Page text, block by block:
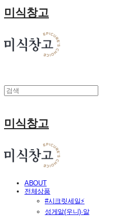
미식창고
미식창고
ABOUT
전체상품
#시크릿세일⚡
성게알(우니)·알